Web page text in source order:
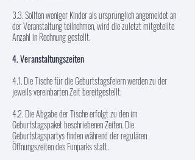
3.3. Sollten weniger Kinder als ursprünglich angemeldet an
der Veranstaltung teilnehmen, wird die zuletzt mitgeteilte
Anzahl in Rechnung gestellt.
4. Veranstaltungszeiten
4.1. Die Tische für die Geburtstagsfeiern werden zu der
jeweils vereinbarten Zeit bereitgestellt.
4.2. Die Abgabe der Tische erfolgt zu den im
Geburtstagspaket beschriebenen Zeiten. Die
Geburtstagspartys finden während der regulären
Öffnungszeiten des Funparks statt.